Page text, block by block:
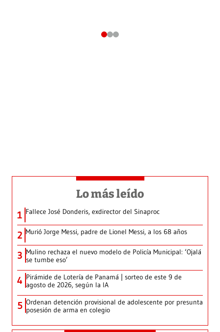
Lo más leído
1 Fallece José Donderis, exdirector del Sinaproc
2 Murió Jorge Messi, padre de Lionel Messi, a los 68 años
3 Mulino rechaza el nuevo modelo de Policía Municipal: ‘Ojalá
se tumbe eso’
4 Pirámide de Lotería de Panamá | sorteo de este 9 de
agosto de 2026, según la IA
5 Ordenan detención provisional de adolescente por presunta
posesión de arma en colegio